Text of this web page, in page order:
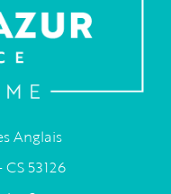
Anglais
53126